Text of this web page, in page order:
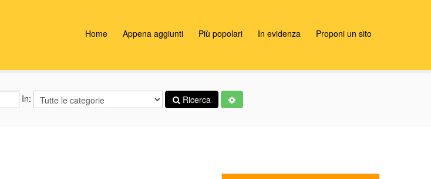
Home Appena aggiunti Più popolari In evidenza Proponi un sito
In: Ricerca